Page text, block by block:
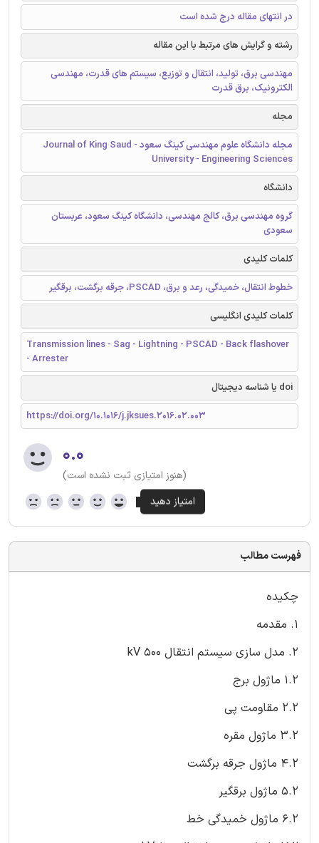
در انتهای مقاله درج شده است
رشته و گرایش های مرتبط با این مقاله
مهندسی برق، تولید، انتقال و توزیع، سیستم های قدرت، مهندسی
الکترونیک، برق قدرت
مجله
مجله دانشگاه علوم مهندسی کینگ سعود - Journal of King Saud
University - Engineering Sciences
دانشگاه
گروه مهندسی برق، کالج مهندسی، دانشگاه کینگ سعود، عربستان
سعودی
کلمات کلیدی
خطوط انتقال، خمیدگی، رعد و برق، PSCAD، جرقه برگشت، برقگیر
کلمات کلیدی انگلیسی
Transmission lines - Sag - Lightning - PSCAD - Back flashover
- Arrester
doi یا شناسه دیجیتال
https://doi.org/10.1016/j.jksues.2016.02.003
۰.۰
(هنوز امتیازی ثبت نشده است)
فهرست مطالب
چکیده
1. مقدمه
2. مدل سازی سیستم انتقال 500 kV
1.2 ماژول برج
2.2 مقاومت پی
3.2 ماژول مقره
4.2 ماژول جرقه برگشت
5.2 ماژول برقگیر
6.2 ماژول خمیدگی خط